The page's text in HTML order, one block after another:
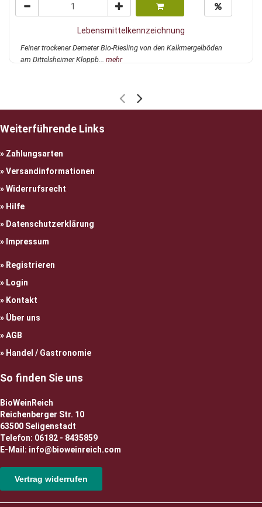
Lebensmittelkennzeichnung
Feiner trockener Demeter Bio-Riesling von den Kalkmergelböden
am Dittelsheimer Kloppb... mehr
Weiterführende Links
Zahlungsarten
Versandinformationen
Widerrufsrecht
Hilfe
Datenschutzerklärung
Impressum
Registrieren
Login
Kontakt
Über uns
AGB
Handel / Gastronomie
So finden Sie uns
BioWeinReich
Reichenberger Str. 10
63500 Seligenstadt
Telefon: 06182 - 8435859
E-Mail: info@bioweinreich.com
Vertrag widerrufen